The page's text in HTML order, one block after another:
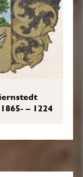
– 1224